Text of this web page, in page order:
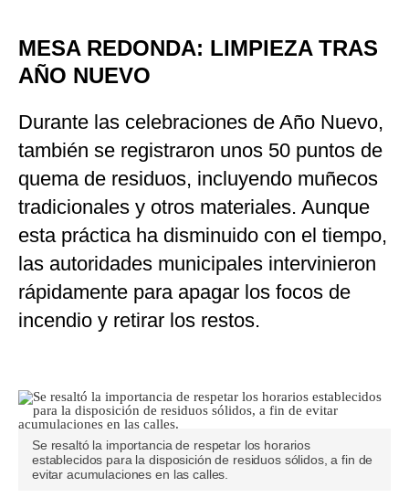
MESA REDONDA: LIMPIEZA TRAS
AÑO NUEVO
Durante las celebraciones de Año Nuevo,
también se registraron unos 50 puntos de
quema de residuos, incluyendo muñecos
tradicionales y otros materiales. Aunque
esta práctica ha disminuido con el tiempo,
las autoridades municipales intervinieron
rápidamente para apagar los focos de
incendio y retirar los restos.
Se resaltó la importancia de respetar los horarios
establecidos para la disposición de residuos sólidos, a fin de
evitar acumulaciones en las calles.